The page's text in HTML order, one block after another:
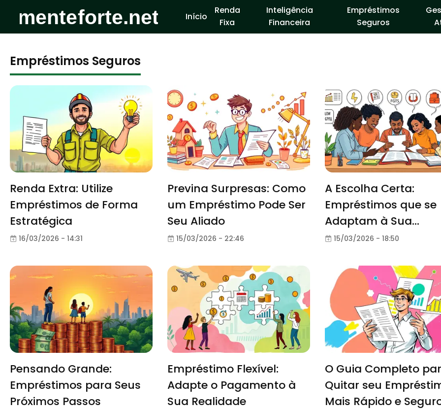
Início
Renda
Fixa
Inteligência
Financeira
Empréstimos
Seguros
Empréstimos Seguros
Renda Extra: Utilize
Empréstimos de Forma
Estratégica
16/03/2026 - 14:31
Previna Surpresas: Como
um Empréstimo Pode Ser
Seu Aliado
15/03/2026 - 22:46
A Escolha Certa:
Empréstimos que se
Adaptam à Sua
Realidade
15/03/2026 - 18:50
Pensando Grande:
Empréstimos para Seus
Próximos Passos
Empréstimo Flexível:
Adapte o Pagamento à
Sua Realidade
O Guia Completo
Quitar seu
Mais Rápido e